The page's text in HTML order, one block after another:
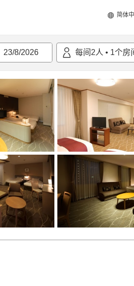
简体
23/8/2026 每间 2人 • 1个房